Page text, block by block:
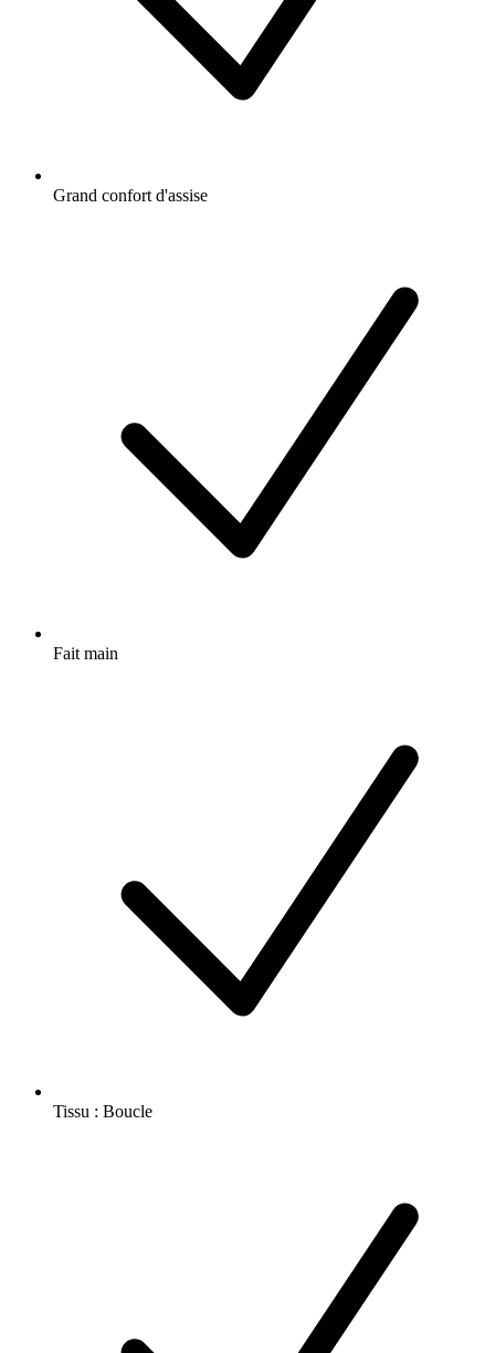
Grand confort d'assise
Fait main
Tissu : Boucle